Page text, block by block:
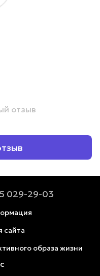
отзыв
029-29-03
сайта
образа жизни